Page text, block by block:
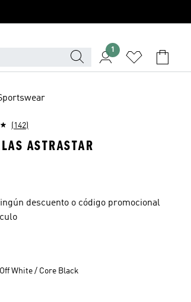
1
(142)
ASTRASTAR
descuento o código promocional
White / Core Black